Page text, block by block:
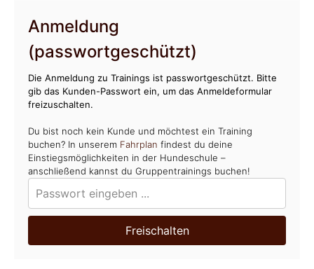
Anmeldung
(passwortgeschützt)
Die Anmeldung zu Trainings ist passwortgeschützt. Bitte
gib das Kunden-Passwort ein, um das Anmeldeformular
freizuschalten.
Du bist noch kein Kunde und möchtest ein Training
buchen? In unserem Fahrplan findest du deine
Einstiegsmöglichkeiten in der Hundeschule –
anschließend kannst du Gruppentrainings buchen!
Freischalten